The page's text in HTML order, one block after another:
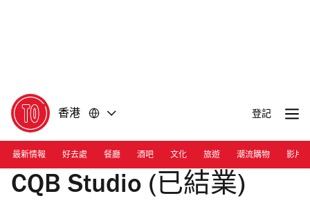
香港 登記
最新情報 好去處 餐廳 酒吧 文化 旅遊 潮流購物 影片
CQB Studio (已結業)